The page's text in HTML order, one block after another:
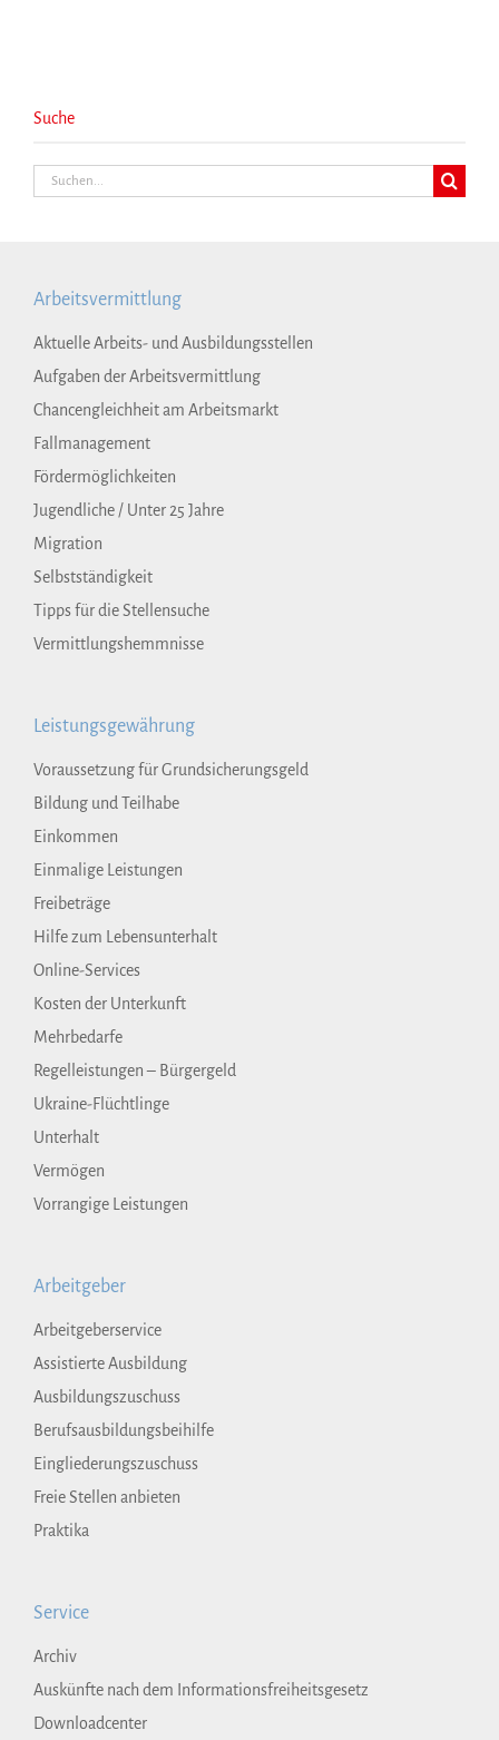
Suche
Suche
Arbeitsvermittlung
Aktuelle Arbeits- und Ausbildungsstellen
Aufgaben der Arbeitsvermittlung
Chancengleichheit am Arbeitsmarkt
Fallmanagement
Fördermöglichkeiten
Jugendliche / Unter 25 Jahre
Migration
Selbstständigkeit
Tipps für die Stellensuche
Vermittlungshemmnisse
Leistungsgewährung
Voraussetzung für Grundsicherungsgeld
Bildung und Teilhabe
Einkommen
Einmalige Leistungen
Freibeträge
Hilfe zum Lebensunterhalt
Online-Services
Kosten der Unterkunft
Mehrbedarfe
Regelleistungen – Bürgergeld
Ukraine-Flüchtlinge
Unterhalt
Vermögen
Vorrangige Leistungen
Arbeitgeber
Arbeitgeberservice
Assistierte Ausbildung
Ausbildungszuschuss
Berufsausbildungsbeihilfe
Eingliederungszuschuss
Freie Stellen anbieten
Praktika
Service
Archiv
Auskünfte nach dem Informationsfreiheitsgesetz
Downloadcenter